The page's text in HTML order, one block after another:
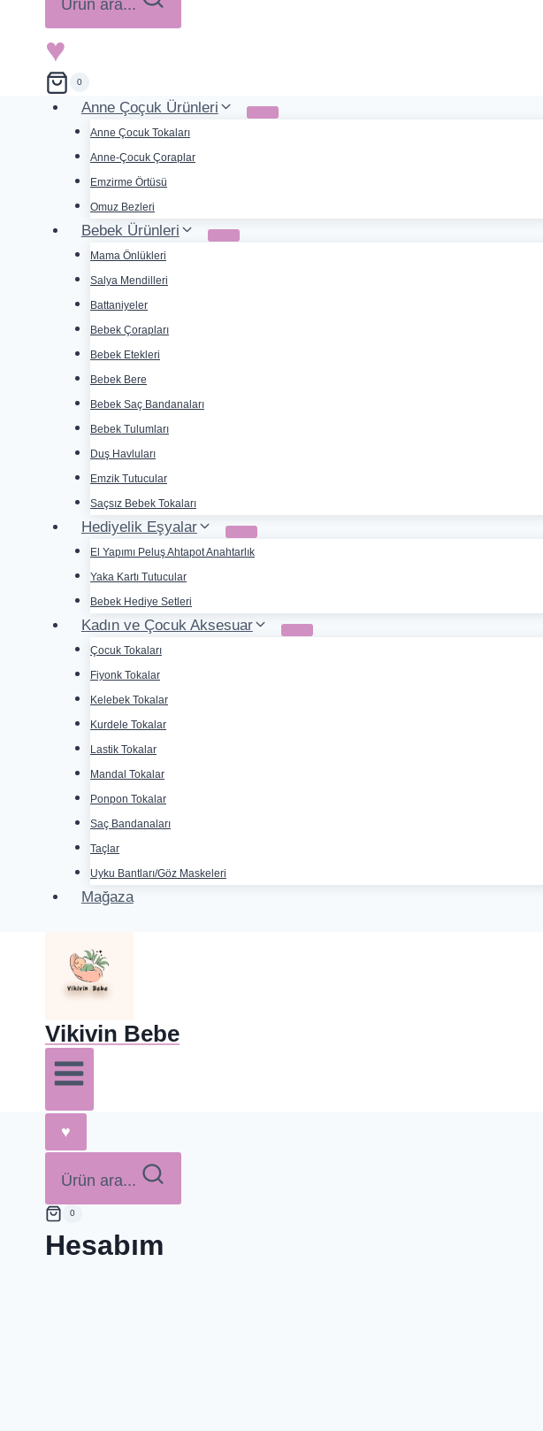
Ürün ara...
♥
0
Anne Çoçuk Ürünleri
Anne Çocuk Tokaları
Anne-Çocuk Çoraplar
Emzirme Örtüsü
Omuz Bezleri
Bebek Ürünleri
Mama Önlükleri
Salya Mendilleri
Battaniyeler
Bebek Çorapları
Bebek Etekleri
Bebek Bere
Bebek Saç Bandanaları
Bebek Tulumları
Duş Havluları
Emzik Tutucular
Saçsız Bebek Tokaları
Hediyelik Eşyalar
El Yapımı Peluş Ahtapot Anahtarlık
Yaka Kartı Tutucular
Bebek Hediye Setleri
Kadın ve Çocuk Aksesuar
Çocuk Tokaları
Fiyonk Tokalar
Kelebek Tokalar
Kurdele Tokalar
Lastik Tokalar
Mandal Tokalar
Ponpon Tokalar
Saç Bandanaları
Taçlar
Uyku Bantları/Göz Maskeleri
Mağaza
Vikivin Bebe
♥
Ürün ara...
0
Hesabım